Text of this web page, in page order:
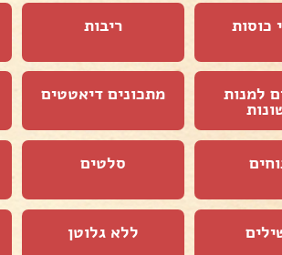
כוסות ריבות
למנות מתכונים דיאטטים
סלטים
ללא גלוטן